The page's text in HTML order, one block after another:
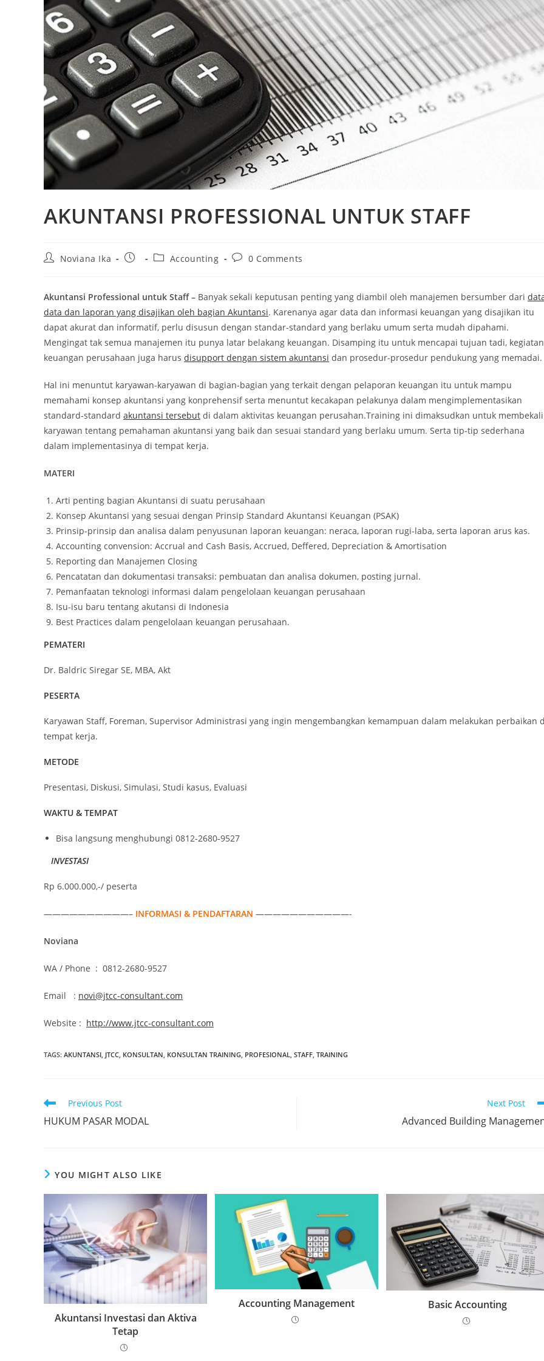
AKUNTANSI PROFESSIONAL UNTUK STAFF
PostNoviana Ika
Post
PostAccounting
Post0 Comments
Akuntansi Professional untuk Staff – Banyak sekali keputusan penting yang diambil oleh manajemen bersumber dari
data dan laporan yang disajikan oleh bagian Akuntansi. Karenanya agar data dan informasi keuangan yang disajikan itu
dapat akurat dan informatif, perlu disusun dengan standar-standard yang berlaku umum serta mudah dipahami.
Mengingat tak semua manajemen itu punya latar belakang keuangan. Disamping itu untuk mencapai tujuan tadi, kegiatan
keuangan perusahaan juga harus disupport dengan sistem akuntansi dan prosedur-prosedur pendukung yang memadai.
Hal ini menuntut karyawan-karyawan di bagian-bagian yang terkait dengan pelaporan keuangan itu untuk mampu
memahami konsep akuntansi yang konprehensif serta menuntut kecakapan pelakunya dalam mengimplementasikan
standard-standard akuntansi tersebut di dalam aktivitas keuangan perusahan.Training ini dimaksudkan untuk membekali
karyawan tentang pemahaman akuntansi yang baik dan sesuai standard yang berlaku umum. Serta tip-tip sederhana
dalam implementasinya di tempat kerja.
MATERI
Arti penting bagian Akuntansi di suatu perusahaan
Konsep Akuntansi yang sesuai dengan Prinsip Standard Akuntansi Keuangan (PSAK)
Prinsip-prinsip dan analisa dalam penyusunan laporan keuangan: neraca, laporan rugi-laba, serta laporan arus kas.
Accounting convension: Accrual and Cash Basis, Accrued, Deffered, Depreciation & Amortisation
Reporting dan Manajemen Closing
Pencatatan dan dokumentasi transaksi: pembuatan dan analisa dokumen, posting jurnal.
Pemanfaatan teknologi informasi dalam pengelolaan keuangan perusahaan
Isu-isu baru tentang akutansi di Indonesia
Best Practices dalam pengelolaan keuangan perusahaan.
PEMATERI
Dr. Baldric Siregar SE, MBA, Akt
PESERTA
Karyawan Staff, Foreman, Supervisor Administrasi yang ingin mengembangkan kemampuan dalam melakukan perbaikan
tempat kerja.
METODE
Presentasi, Diskusi, Simulasi, Studi kasus, Evaluasi
WAKTU & TEMPAT
Bisa langsung menghubungi 0812-2680-9527
INVESTASI
Rp 6.000.000,-/ peserta
——————————– INFORMASI & PENDAFTARAN ———————————-
Noviana
WA / Phone : 0812-2680-9527
Email : novi@jtcc-consultant.com
Website : http://www.jtcc-consultant.com
TAGS: AKUNTANSI, JTCC, KONSULTAN, KONSULTAN TRAINING, PROFESIONAL, STAFF, TRAINING
Read
articles
Previous Post
HUKUM PASAR MODAL
Next Post
Advanced Building
YOU MIGHT ALSO LIKE
Akuntansi Investasi dan Aktiva
Tetap
Accounting Management Basic Accounting